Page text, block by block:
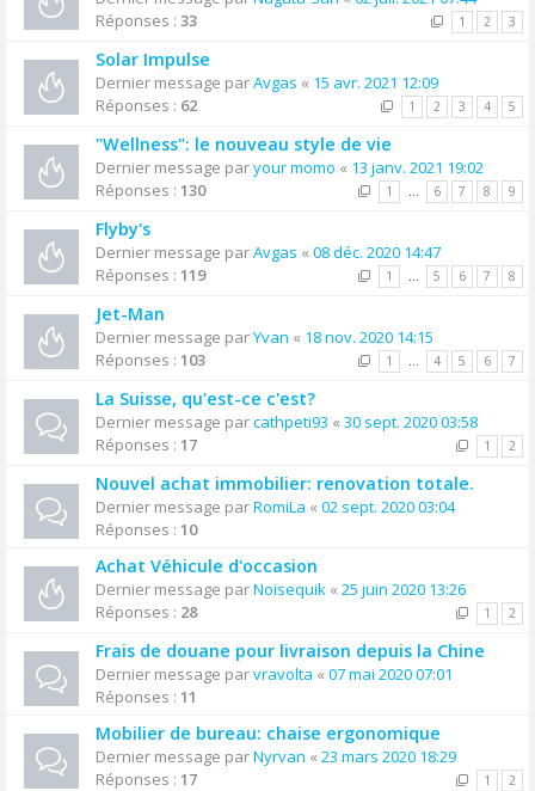
Réponses : 33 1 2 3
Solar Impulse
Dernier message parAvgas « 15 avr. 2021 12:09
Réponses : 62 1 2 3 4 5
"Wellness": le nouveau style de vie
Dernier message paryour momo « 13 janv. 2021 19:02
Réponses : 130 1 … 6 7 8 9
Flyby's
Dernier message parAvgas « 08 déc. 2020 14:47
Réponses : 119 1 … 5 6 7 8
Jet-Man
Dernier message parYvan « 18 nov. 2020 14:15
Réponses : 103 1 … 4 5 6 7
La Suisse, qu'est-ce c'est?
Dernier message parcathpeti93 « 30 sept. 2020 03:58
Réponses : 17 1 2
Nouvel achat immobilier: renovation totale.
Dernier message parRomiLa « 02 sept. 2020 03:04
Réponses : 10
Achat Véhicule d'occasion
Dernier message parNoisequik « 25 juin 2020 13:26
Réponses : 28 1 2
Frais de douane pour livraison depuis la Chine
Dernier message parvravolta « 07 mai 2020 07:01
Réponses : 11
Mobilier de bureau: chaise ergonomique
Dernier message parNyrvan « 23 mars 2020 18:29
Réponses : 17 1 2